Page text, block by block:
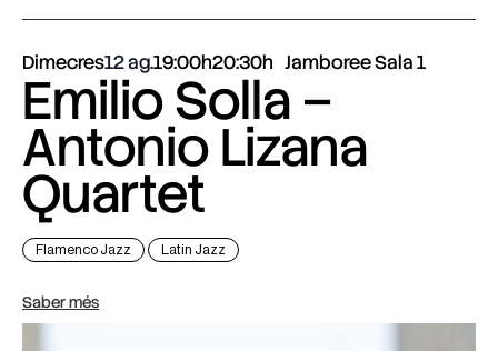
Dimecres12 ag.19:00h20:30h Jamboree Sala 1
Emilio Solla –
Antonio Lizana
Quartet
Flamenco Jazz Latin Jazz
Saber més